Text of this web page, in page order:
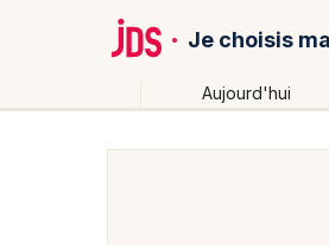
Je choisis
Aujourd'hui